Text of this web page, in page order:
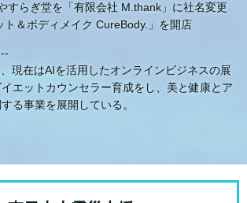
らぎ堂を「有限会社 M.thank」に社名変更
＆ボディメイク CureBody.」を開店
現在はAIを活用したオンラインビジネスの展
エットカウンセラー育成をし、美と健康とア
る事業を展開している。